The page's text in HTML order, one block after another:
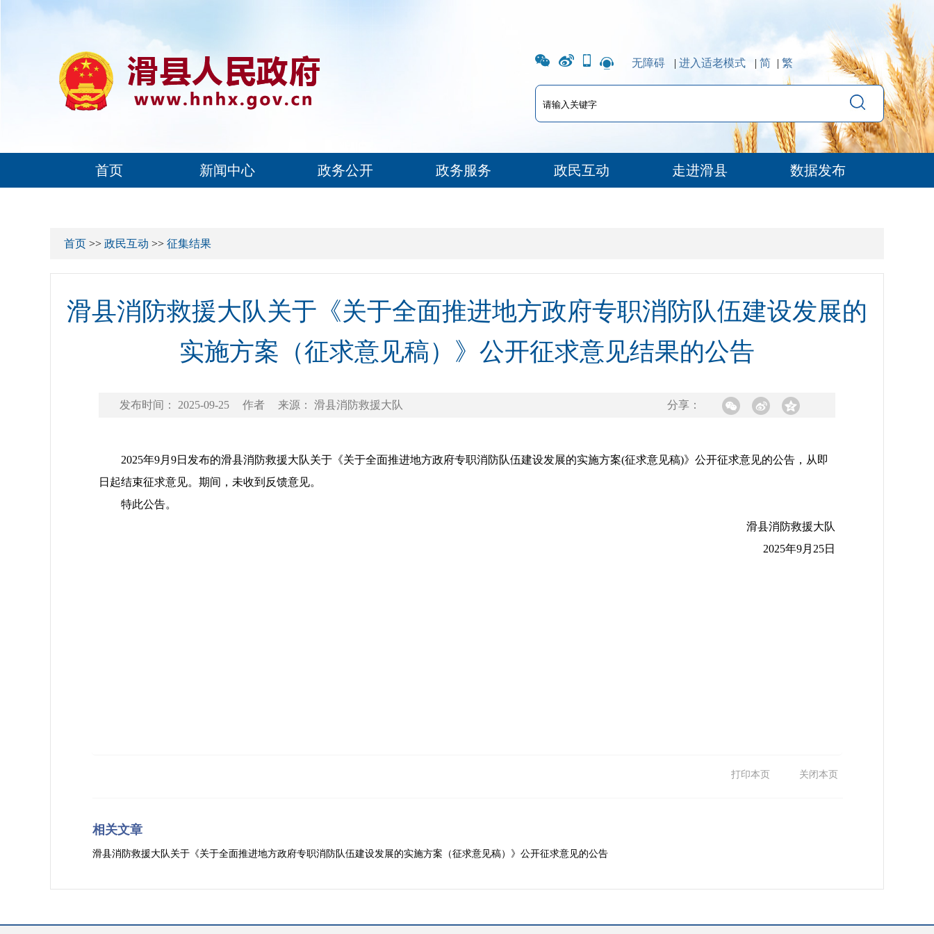
无障碍 | 进入适老模式 | 简 | 繁
首页 新闻中心 政务公开 政务服务 政民互动 走进滑县 数据发布
首页 >> 政民互动 >> 征集结果
滑县消防救援大队关于《关于全面推进地方政府专职消防队伍建设发展的
实施方案（征求意见稿）》公开征求意见结果的公告
发布时间： 2025-09-25 作者 来源： 滑县消防救援大队 分享：
2025年9月9日发布的滑县消防救援大队关于《关于全面推进地方政府专职消防队伍建设发展的实施方案(征求意见稿)》公开征求意见的公告，从即
日起结束征求意见。期间，未收到反馈意见。
特此公告。
滑县消防救援大队
2025年9月25日
打印本页 关闭本页
相关文章
滑县消防救援大队关于《关于全面推进地方政府专职消防队伍建设发展的实施方案（征求意见稿）》公开征求意见的公告